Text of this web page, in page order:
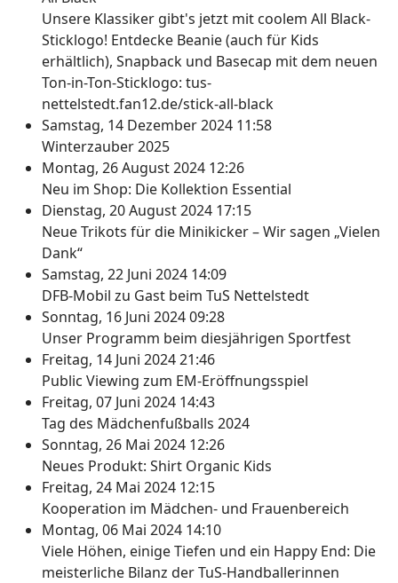
Unsere Klassiker gibt's jetzt mit coolem All Black-
Sticklogo! Entdecke Beanie (auch für Kids
erhältlich), Snapback und Basecap mit dem neuen
Ton-in-Ton-Sticklogo: tus-
nettelstedt.fan12.de/stick-all-black
Samstag, 14 Dezember 2024 11:58
Winterzauber 2025
Montag, 26 August 2024 12:26
Neu im Shop: Die Kollektion Essential
Dienstag, 20 August 2024 17:15
Neue Trikots für die Minikicker – Wir sagen „Vielen
Dank“
Samstag, 22 Juni 2024 14:09
DFB-Mobil zu Gast beim TuS Nettelstedt
Sonntag, 16 Juni 2024 09:28
Unser Programm beim diesjährigen Sportfest
Freitag, 14 Juni 2024 21:46
Public Viewing zum EM-Eröffnungsspiel
Freitag, 07 Juni 2024 14:43
Tag des Mädchenfußballs 2024
Sonntag, 26 Mai 2024 12:26
Neues Produkt: Shirt Organic Kids
Freitag, 24 Mai 2024 12:15
Kooperation im Mädchen- und Frauenbereich
Montag, 06 Mai 2024 14:10
Viele Höhen, einige Tiefen und ein Happy End: Die
meisterliche Bilanz der TuS-Handballerinnen